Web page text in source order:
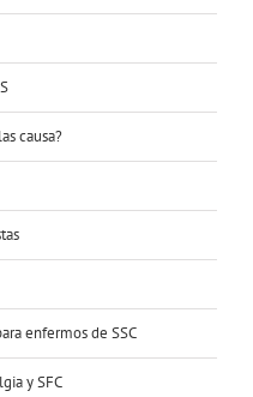
causa?
enfermos de SSC
y SFC